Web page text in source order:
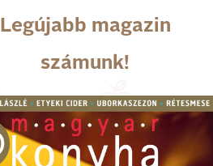
Legújabb magazin
számunk!